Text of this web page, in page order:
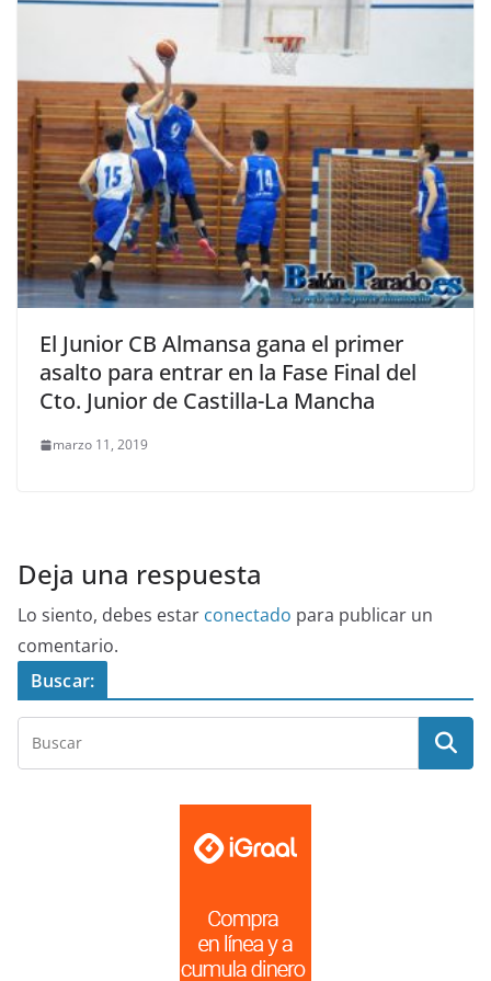
El Junior CB Almansa gana el primer
asalto para entrar en la Fase Final del
Cto. Junior de Castilla-La Mancha
marzo 11, 2019
Deja una respuesta
Lo siento, debes estar conectado para publicar un
comentario.
Buscar: